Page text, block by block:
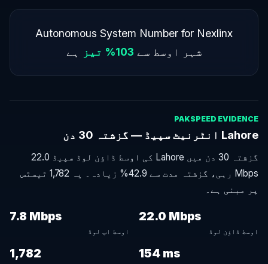
Autonomous System Number for Nexlinx
شہر اوسط سے 103% تیز ہے
PAKSPEED EVIDENCE
Lahore انٹرنیٹ سپیڈ — گزشتہ 30 دن
گزشتہ 30 دن میں Lahore کی اوسط ڈاؤن لوڈ سپیڈ 22.0
Mbps رہی، گزشتہ مدت سے 42.9% زیادہ۔ یہ 1,782 ٹیسٹس
پر مبنی ہے۔
22.0 Mbps
اوسط ڈاؤن لوڈ
7.8 Mbps
اوسط اپ لوڈ
154 ms
1,782